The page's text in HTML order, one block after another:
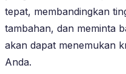
tepat, membandingkan
tambahan, dan meminta
akan dapat menemukan
Anda.